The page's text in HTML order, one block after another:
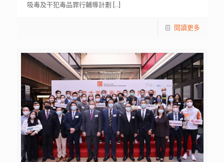
吸毒及干犯毒品罪行輔導計劃
[…]
閱讀更多